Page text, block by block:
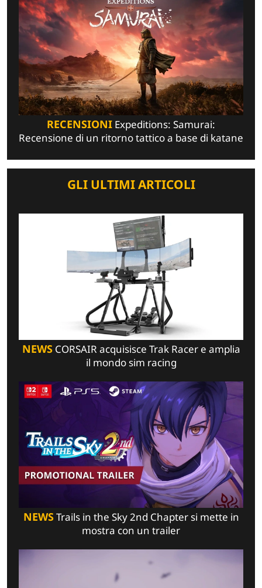
RECENSIONI Expeditions: Samurai:
Recensione di un ritorno tattico a base di katane
GLI ULTIMI ARTICOLI
NEWSCORSAIR acquisisce Trak Racer e amplia
il mondo sim racing
NEWSTrails in the Sky 2nd Chapter si mette in
mostra con un trailer